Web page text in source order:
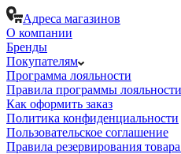
Адреса магазинов
О компании
Бренды
Покупателям
Программа лояльности
Правила программы лояльности
Как оформить заказ
Политика конфиденциальности
Пользовательское соглашение
Правила резервирования